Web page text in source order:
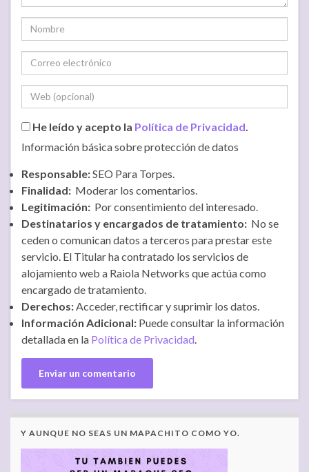
He leído y acepto la Política de Privacidad
Información básica sobre protección de datos
Responsable:SEO Para Torpes.
Finalidad: Moderar los comentarios.
Legitimación: Por consentimiento del interesado.
Destinatarios y encargados de tratamiento: No se
ceden o comunican datos a terceros para prestar este
servicio. El Titular ha contratado los servicios de
alojamiento web a Raiola Networks que actúa como
encargado de tratamiento.
Derechos: Acceder, rectificar y suprimir los datos.
Información Adicional: Puede consultar la información
detallada en la Política de Privacidad
Y AUNQUE NO SEAS UN MAPACHITO COMO YO.